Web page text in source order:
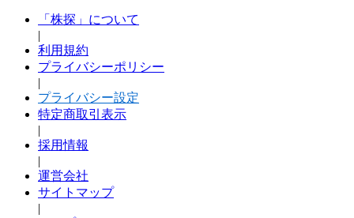
「株探」について
|
利用規約
プライバシーポリシー
|
プライバシー設定
特定商取引表示
|
採用情報
|
運営会社
サイトマップ
|